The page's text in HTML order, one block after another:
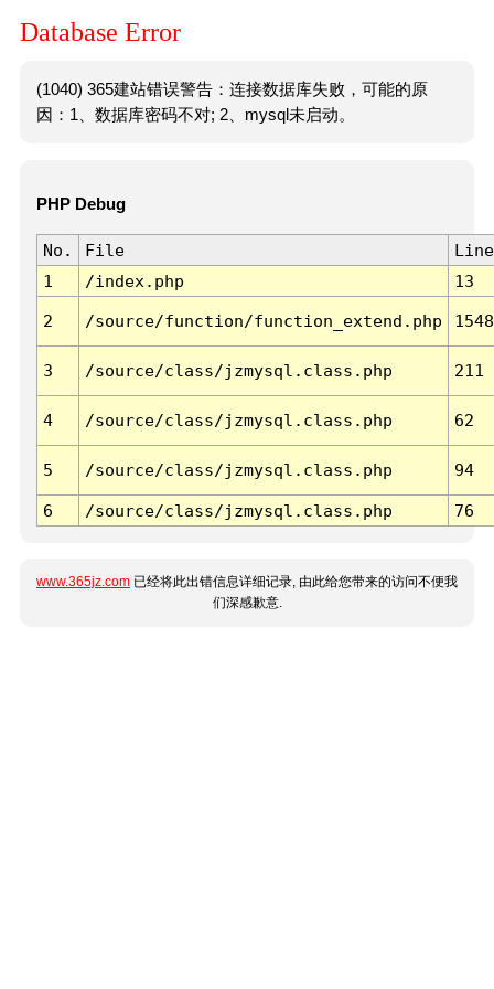
Database Error
(1040) 365建站错误警告：连接数据库失败，可能的原
因：1、数据库密码不对; 2、mysql未启动。
PHP Debug
No. File
Line
1
/index.php 13
2 /source/function/function_extend.php 1548
3 /source/class/jzmysql.class.php 211
4 /source/class/jzmysql.class.php 62
5 /source/class/jzmysql.class.php 94
6 /source/class/jzmysql.class.php 76
www.365jz.com 已经将此出错信息详细记录, 由此给您带来的访问不便我
们深感歉意.